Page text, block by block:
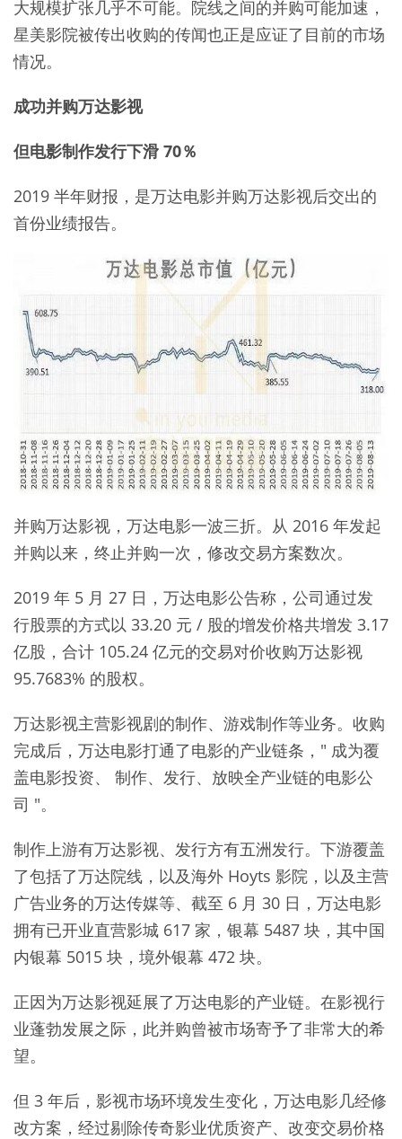
大规模扩张几乎不可能。院线之间的并购可能加速，
星美影院被传出收购的传闻也正是应证了目前的市场
情况。
成功并购万达影视
但电影制作发行下滑 70％
2019 半年财报，是万达电影并购万达影视后交出的
首份业绩报告。
并购万达影视，万达电影一波三折。从 2016 年发起
并购以来，终止并购一次，修改交易方案数次。
2019 年 5 月 27 日，万达电影公告称，公司通过发
行股票的方式以 33.20 元 / 股的增发价格共增发 3.17
亿股，合计 105.24 亿元的交易对价收购万达影视
95.7683% 的股权。
万达影视主营影视剧的制作、游戏制作等业务。收购
完成后，万达电影打通了电影的产业链条，" 成为覆
盖电影投资、 制作、发行、放映全产业链的电影公
司 "。
制作上游有万达影视、发行方有五洲发行。下游覆盖
了包括了万达院线，以及海外 Hoyts 影院，以及主营
广告业务的万达传媒等、截至 6 月 30 日，万达电影
拥有已开业直营影城 617 家，银幕 5487 块，其中国
内银幕 5015 块，境外银幕 472 块。
正因为万达影视延展了万达电影的产业链。在影视行
业蓬勃发展之际，此并购曾被市场寄予了非常大的希
望。
但 3 年后，影视市场环境发生变化，万达电影几经修
改方案，经过剔除传奇影业优质资产、改变交易价格